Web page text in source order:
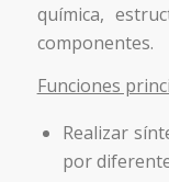
química,
componentes.
Funciones
Realizar
por